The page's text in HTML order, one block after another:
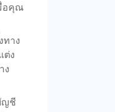
อคุณ
ทาง
ต่ง
ง
ญชี